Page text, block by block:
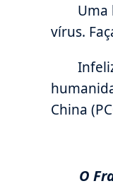
Uma
vírus.
China
O